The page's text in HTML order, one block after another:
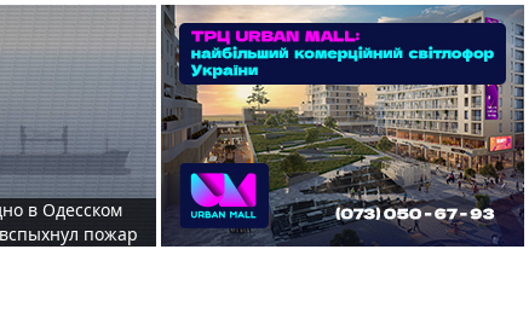
в Одесском
пожар